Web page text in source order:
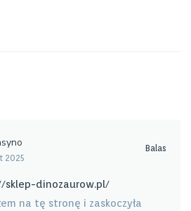
Balas
2025
sklep-dinozaurow.pl/
na tę stronę i zaskoczyła